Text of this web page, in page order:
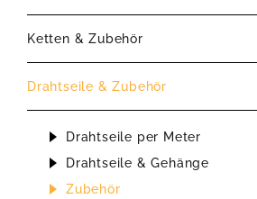
Ketten & Zubehör
Drahtseile & Zubehör
Drahtseile per Meter
Drahtseile & Gehänge
Zubehör